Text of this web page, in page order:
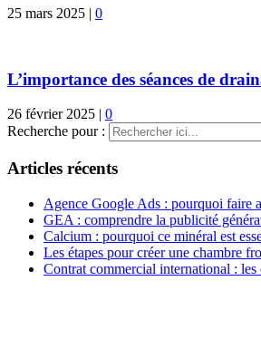
25 mars 2025 | 0
L’importance des séances de
26 février 2025 | 0
Recherche pour :
Articles récents
Agence Google Ads : pourquoi faire
GEA : comprendre la publicité
Calcium : pourquoi ce minéral est
Les étapes pour créer une chambre
Contrat commercial international : les